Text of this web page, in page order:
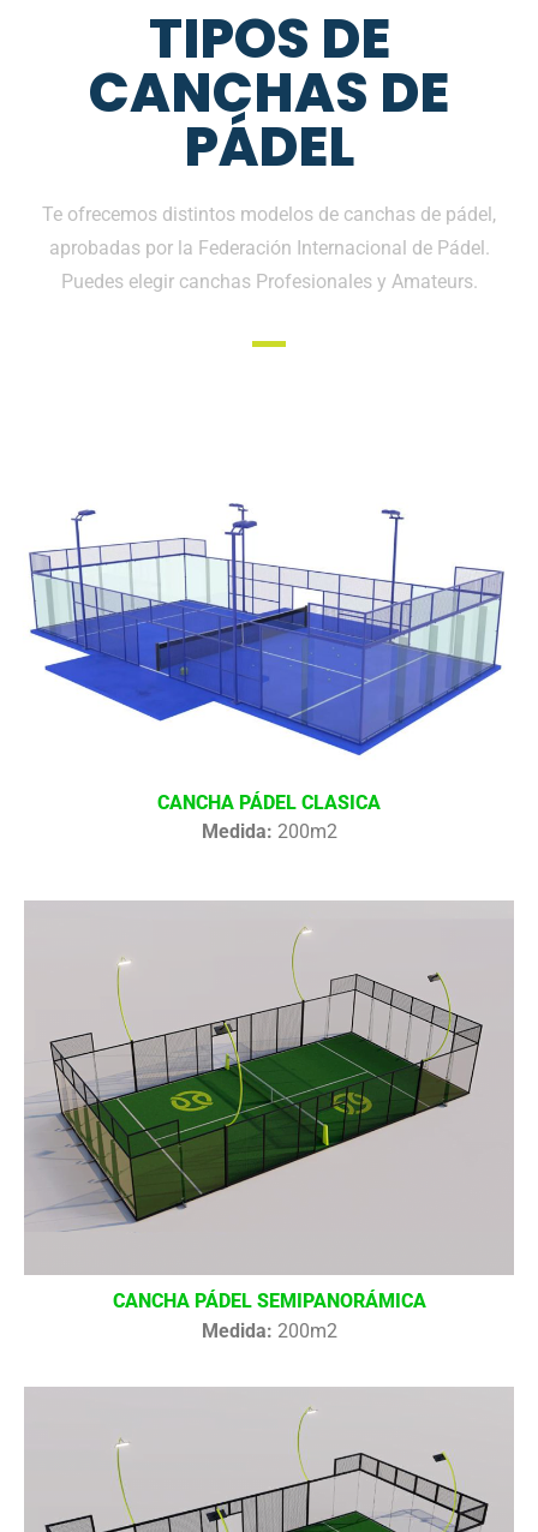
TIPOS DE
CANCHAS DE
PÁDEL
Te ofrecemos distintos modelos de canchas de pádel,
aprobadas por la Federación Internacional de Pádel.
Puedes elegir canchas Profesionales y Amateurs.
CANCHA PÁDEL CLASICA
Medida: 200m2
CANCHA PÁDEL SEMIPANORÁMICA
Medida: 200m2